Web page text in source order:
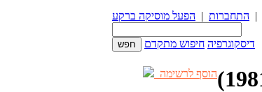
| התחברות | הפעל מוסיקה ברקע
דיסקוגרפיה חיפוש מתקדם
הוסף לרשימה